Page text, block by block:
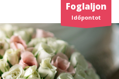
Foglaljon
Időpontot